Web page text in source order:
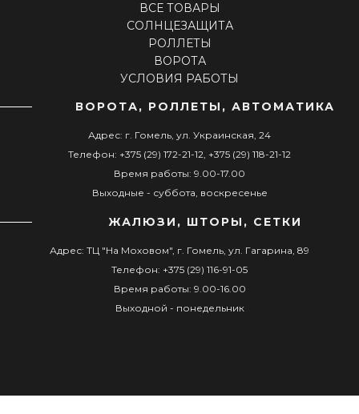
ВСЕ ТОВАРЫ
СОЛНЦЕЗАЩИТА
РОЛЛЕТЫ
ВОРОТА
УСЛОВИЯ РАБОТЫ
ВОРОТА, РОЛЛЕТЫ, АВТОМАТИКА
Адрес: г. Гомель, ул. Украинская, 24
Телефон: +375 (29) 172-21-12, +375 (29) 118-21-12
Время работы: 9.00-17.00
Выходные - суббота, воскресенье
ЖАЛЮЗИ, ШТОРЫ, СЕТКИ
Адрес: ТЦ "На Моховом", г. Гомель, ул. Гагарина, 89
Телефон: +375 (29) 116-91-05
Время работы: 9.00-16.00
Выходной - понедельник